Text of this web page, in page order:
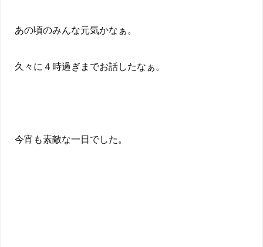
あの頃のみんな元気かなぁ。
久々に４時過ぎまでお話したなぁ。
今宵も素敵な一日でした。